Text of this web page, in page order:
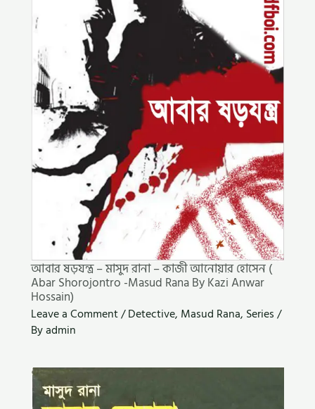
আবার ষড়যন্ত্র – মাসুদ রানা – কাজী আনোয়ার হোসেন (
Abar Shorojontro -Masud Rana By Kazi Anwar
Hossain)
Leave a Comment/Detective, Masud Rana, Series/
Byadmin